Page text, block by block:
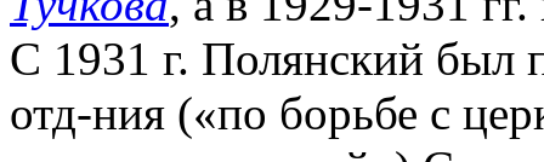
С 1931 г. Полянский был
отд-ния («по борьбе с